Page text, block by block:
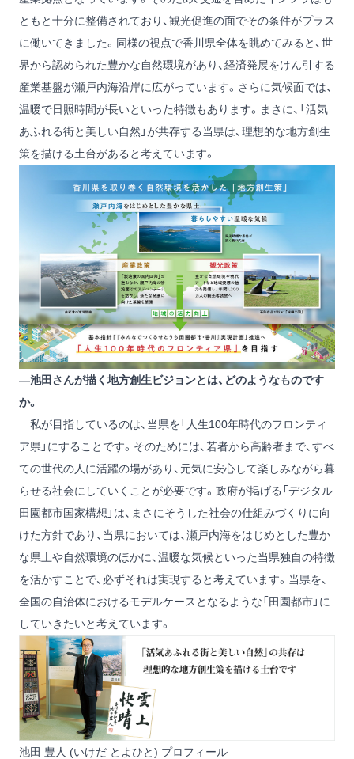
ともと十分に整備されており、観光促進の面でその条件がプラス
に働いてきました。同様の視点で香川県全体を眺めてみると、世
界から認められた豊かな自然環境があり、経済発展をけん引する
産業基盤が瀬戸内海沿岸に広がっています。さらに気候面では、
温暖で日照時間が長いといった特徴もあります。まさに、「活気
あふれる街と美しい自然」が共存する当県は、理想的な地方創生
策を描ける土台があると考えています。
―池田さんが描く地方創生ビジョンとは、どのようなものです
か。
私が目指しているのは、当県を「人生100年時代のフロンティ
ア県」にすることです。そのためには、若者から高齢者まで、すべ
ての世代の人に活躍の場があり、元気に安心して楽しみながら暮
らせる社会にしていくことが必要です。政府が掲げる「デジタル
田園都市国家構想」は、まさにそうした社会の仕組みづくりに向
けた方針であり、当県においては、瀬戸内海をはじめとした豊か
な県土や自然環境のほかに、温暖な気候といった当県独自の特徴
を活かすことで、必ずそれは実現すると考えています。当県を、
全国の自治体におけるモデルケースとなるような「田園都市」に
していきたいと考えています。
池田 豊人 (いけだ とよひと) プロフィール